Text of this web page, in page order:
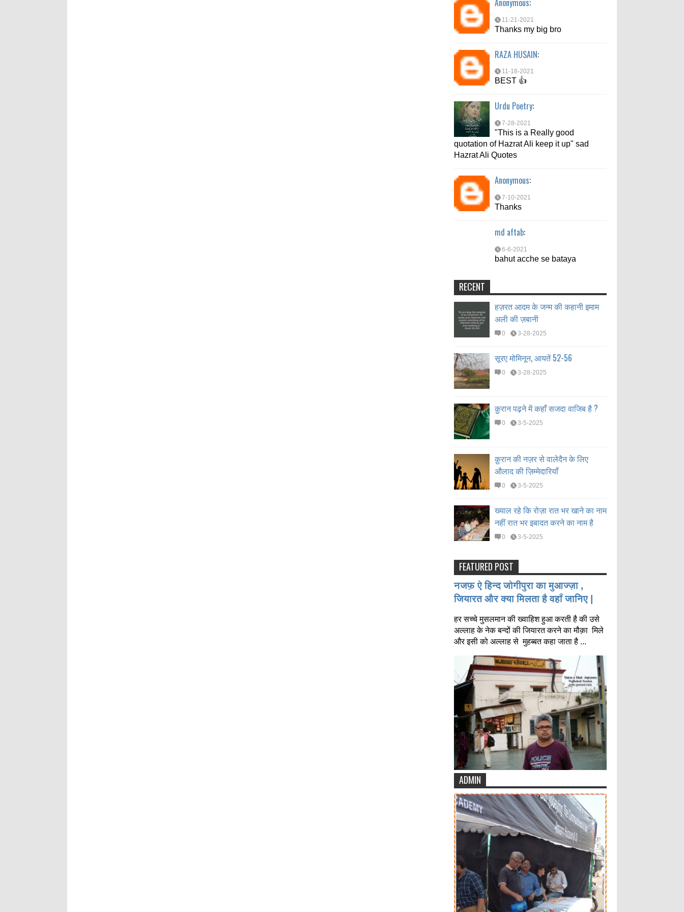
7-10-2021
6-6-2021
bahut acche se bataya
Anonymous:
11-21-2021
Thanks my big bro
RAZA HUSAIN:
11-18-2021
BEST 👍
Urdu Poetry:
7-28-2021
"This is a Really good
quotation of Hazrat Ali keep it up" sad
Hazrat Ali Quotes
Anonymous:
7-10-2021
Thanks
md aftab:
6-6-2021
bahut acche se bataya
RECENT
हज़रत आदम के जन्म की कहानी इमाम
अली की ज़बानी
0 3-28-2025
सूरए मोमिनून, आयतें 52-56
0 3-28-2025
क़ुरान पढ़ने में कहाँ सजदा वाजिब है ?
0 3-5-2025
क़ुरान की नज़र से वालेदैन के लिए
औलाद की ज़िम्मेदारियाँ
0 3-5-2025
ख्याल रहे कि रोज़ा रात भर खाने का नाम
नहीं रात भर इबादत करने का नाम है
0 3-5-2025
FEATURED POST
नजफ़ ऐ हिन्द जोगीपुरा का मुआज्ज़ा ,
जियारत और क्या मिलता है वहाँ जानिए |
हर सच्चे मुसलमान की ख्वाहिश हुआ करती है की उसे
अल्लाह के नेक बन्दों की जियारत करने का मौक़ा मिले
और इसी को अल्लाह से मुहब्बत कहा जाता है ...
ADMIN